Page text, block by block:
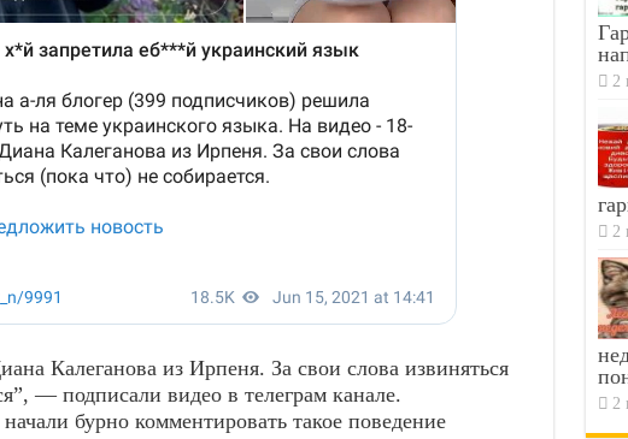
Калеганова из Ирпеня. За свои слова извиняться
— подписали видео в телеграм канале.
бурно комментировать такое поведение
2
2
2